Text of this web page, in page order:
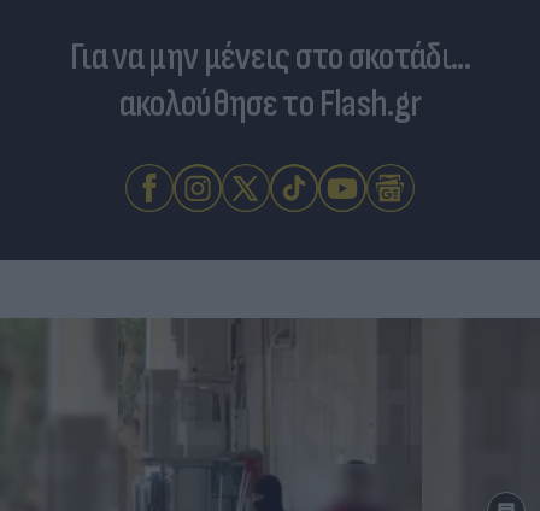
Για να μην μένεις στο σκοτάδι...
ακολούθησε το Flash.gr